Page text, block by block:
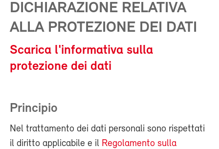
DICHIARAZIONE RELATIVA
ALLA PROTEZIONE DEI DATI
Scarica l'informativa sulla
protezione dei dati
Principio
Nel trattamento dei dati personali sono rispettati
il diritto applicabile e il Regolamento sulla